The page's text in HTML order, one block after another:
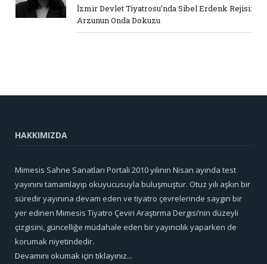
İzmir Devlet Tiyatrosu’nda Sibel Erdenk Rejisi:
Arzunun Onda Dokuzu
HAKKIMIZDA
Mimesis Sahne Sanatları Portali 2010 yılının Nisan ayında test
yayınını tamamlayıp okuyucusuyla buluşmuştur. Otuz yılı aşkın bir
süredir yayınına devam eden ve tiyatro çevrelerinde saygın bir
yer edinen Mimesis Tiyatro Çeviri Araştırma Dergisi’nin düzeyli
çizgisini, güncelliğe müdahale eden bir yayıncılık yaparken de
korumak niyetindedir.
Devamını okumak için tıklayınız...